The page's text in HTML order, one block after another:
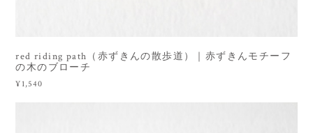
red riding path（赤ずきんの散歩道）｜赤ずきんモチーフ
の木のブローチ
¥1,540